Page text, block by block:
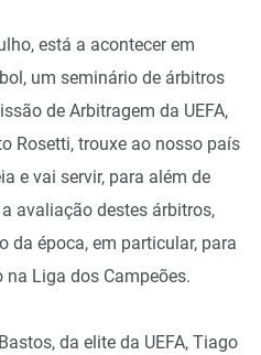
está a acontecer em
um seminário de árbitros
de Arbitragem da UEFA,
Rosetti, trouxe ao nosso país
e vai servir, para além de
avaliação destes árbitros,
da época, em particular, para
Liga dos Campeões.
da elite da UEFA, Tiago